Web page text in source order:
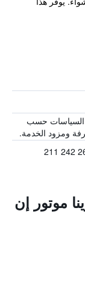
حسب
ومزود الخدمة.
موتور إن